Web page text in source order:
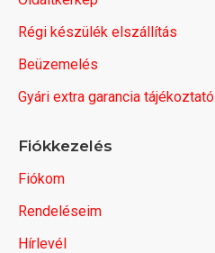
Régi készülék elszállítás
Beüzemelés
Gyári extra garancia tájékoztató
Fiókkezelés
Fiókom
Rendeléseim
Hírlevél